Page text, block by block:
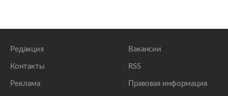
Редакция
Контакты
Реклама
Вакансии
RSS
Правовая информация